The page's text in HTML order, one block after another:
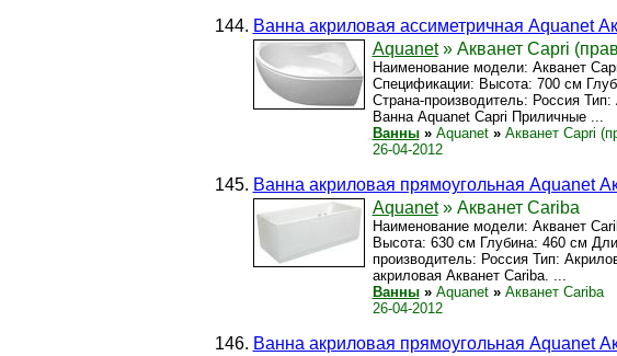
Ванна акриловая ассиметричная Aquanet
Aquanet» Акванет Capri
Наименование модели: Акванет
Спецификации: Высота: 700 см
Страна-производитель: Россия
Ванна Aquanet Capri Приличные ...
Ванны » Aquanet » Акванет Capri
26-04-2012
Ванна акриловая прямоугольная Aquanet
Aquanet» Акванет Cariba
Наименование модели: Акванет
Высота: 630 см Глубина: 460 см
производитель: Россия Тип:
акриловая Акванет Cariba. ...
Ванны » Aquanet » Акванет Cariba
26-04-2012
Ванна акриловая прямоугольная Aquanet